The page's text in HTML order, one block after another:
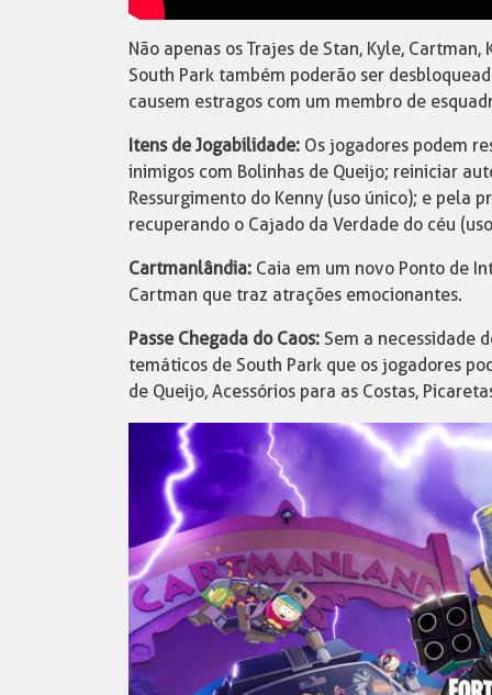
Não apenas os Trajes de Stan, Kyle,
South Park também poderão ser
causem estragos com um membro de
Itens de Jogabilidade: Os jogadores podem
inimigos com Bolinhas de Queijo; reiniciar
Ressurgimento do Kenny (uso único); e pela
recuperando o Cajado da Verdade do céu
Cartmanlândia: Caia em um novo Ponto de
Cartman que traz atrações emocionantes.
Passe Chegada do Caos: Sem a necessidade
temáticos de South Park que os jogadores
de Queijo, Acessórios para as Costas,